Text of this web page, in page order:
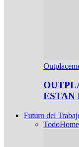
ESTAN
Futuro del
Todo